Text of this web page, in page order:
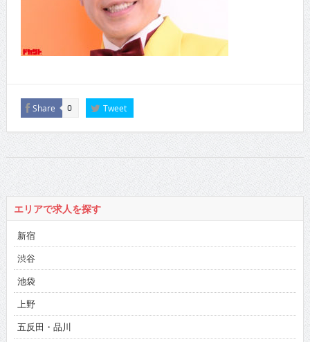
Share 0 Tweet
エリアで求人を探す
新宿
渋谷
池袋
上野
五反田・品川